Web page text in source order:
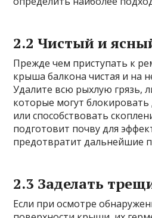
2.2 Чистый и
Прежде чем приступать к
крыша балкона чистая и на
Удалите всю рыхлую грязь,
которые могут
или способствовать
подготовит почву для
предотвратит дальнейшие
2.3 Заделать
Если при осмотре